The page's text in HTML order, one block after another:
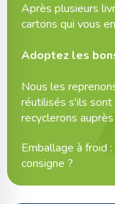
Après plusieurs
cartons qui vous
Adoptez les
Nous les
réutilisés s'ils
recyclerons
Emballage à froid
consigne ?